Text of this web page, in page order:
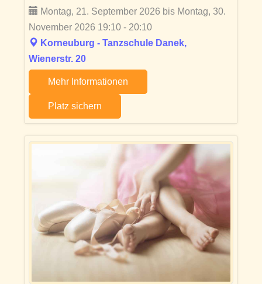
Montag, 21. September 2026 bis Montag, 30.
November 2026 19:10 - 20:10
Korneuburg - Tanzschule Danek,
Wienerstr. 20
Mehr Informationen
Platz sichern